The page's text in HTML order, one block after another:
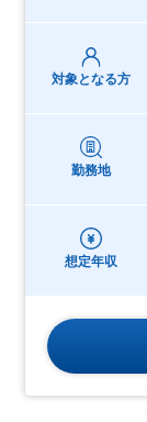
対象となる方
勤務地
想定年収